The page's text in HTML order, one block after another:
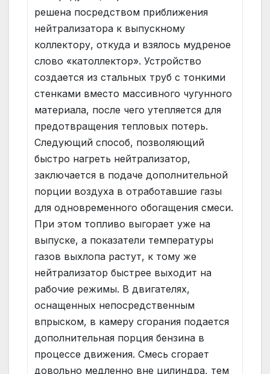
решена посредством приближения
нейтрализатора к выпускному
коллектору, откуда и взялось мудреное
слово «католлектор». Устройство
создается из стальных труб с тонкими
стенками вместо массивного чугунного
материала, после чего утепляется для
предотвращения тепловых потерь.
Следующий способ, позволяющий
быстро нагреть нейтрализатор,
заключается в подаче дополнительной
порции воздуха в отработавшие газы
для одновременного обогащения смеси.
При этом топливо выгорает уже на
выпуске, а показатели температуры
газов выхлопа растут, к тому же
нейтрализатор быстрее выходит на
рабочие режимы. В двигателях,
оснащенных непосредственным
впрыском, в камеру сгорания подается
дополнительная порция бензина в
процессе движения. Смесь сгорает
довольно медленно вне цилиндра, тем